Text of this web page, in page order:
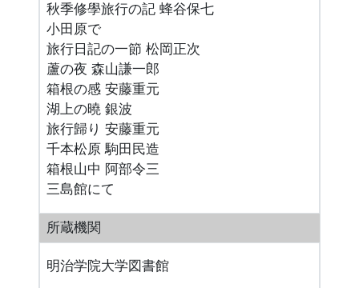
秋季修學旅行の記 蜂谷保七
小田原で
旅行日記の一節 松岡正次
蘆の夜 森山謙一郎
箱根の感 安藤重元
湖上の曉 銀波
旅行歸り 安藤重元
千本松原 駒田民造
箱根山中 阿部令三
三島館にて
所蔵機関
明治学院大学図書館